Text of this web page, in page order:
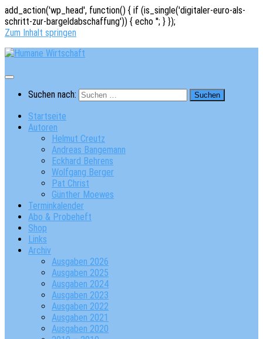
add_action('wp_head', function() { if (is_single('digitaler-euro-als-
schritt-zur-bargeldabschaffung')) { echo ''; } });
Zum Inhalt springen
Suchen nach:
Startseite
Autoren
Helmut Creutz
Andreas Bangemann
Eckhard Behrens
Wolfgang Berger
Pat Christ
Günther Moewes
Terminkalender
Abo & Probeheft
Shop
Links
Archiv
Ausgaben 2026
Ausgaben 2025
Ausgaben 2024
Ausgaben 2023
Ausgaben 2022
Ausgaben 2021
Ausgaben 2020